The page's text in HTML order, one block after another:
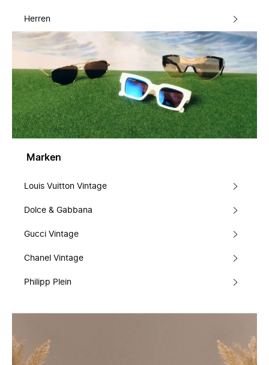
Herren
Marken
Louis Vuitton Vintage
Dolce & Gabbana
Gucci Vintage
Chanel Vintage
Philipp Plein